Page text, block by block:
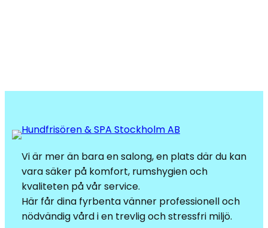
Vi är mer än bara en salong, en plats där du kan
vara säker på komfort, rumshygien och
kvaliteten på vår service.
Här får dina fyrbenta vänner professionell och
nödvändig vård i en trevlig och stressfri miljö.